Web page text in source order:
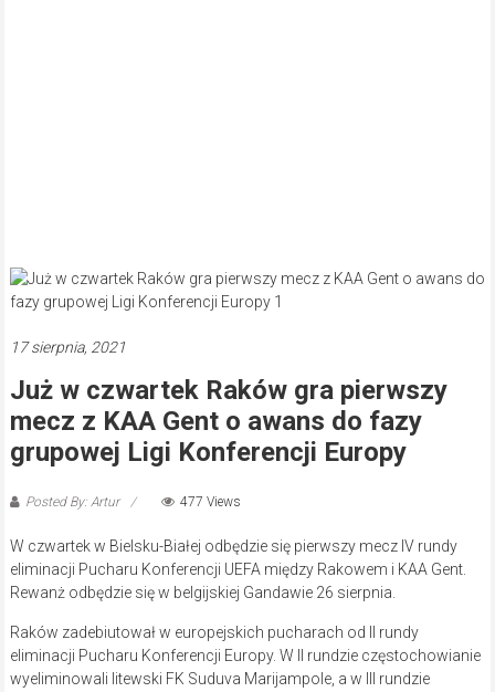
17 sierpnia, 2021
Już w czwartek Raków gra pierwszy
mecz z KAA Gent o awans do fazy
grupowej Ligi Konferencji Europy
Posted By: Artur 477 Views
W czwartek w Bielsku-Białej odbędzie się pierwszy mecz IV rundy
eliminacji Pucharu Konferencji UEFA między Rakowem i KAA Gent.
Rewanż odbędzie się w belgijskiej Gandawie 26 sierpnia.
Raków zadebiutował w europejskich pucharach od II rundy
eliminacji Pucharu Konferencji Europy. W II rundzie częstochowianie
wyeliminowali litewski FK Suduva Marijampole, a w III rundzie